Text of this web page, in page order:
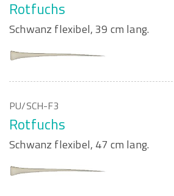
Rotfuchs
Schwanz flexibel, 39 cm lang.
PU/SCH-F3
Rotfuchs
Schwanz flexibel, 47 cm lang.